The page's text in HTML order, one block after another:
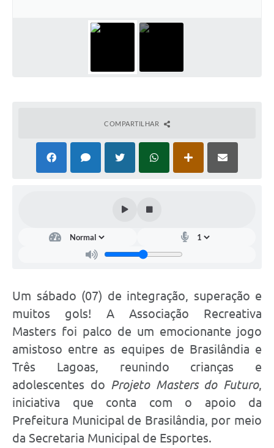
COMPARTILHAR
Um sábado (07) de integração, superação e
muitos gols! A Associação Recreativa
Masters foi palco de um emocionante jogo
amistoso entre as equipes de Brasilândia e
Três Lagoas, reunindo crianças e
adolescentes do Projeto Masters do Futuro,
iniciativa que conta com o apoio da
Prefeitura Municipal de Brasilândia, por meio
da Secretaria Municipal de Esportes.